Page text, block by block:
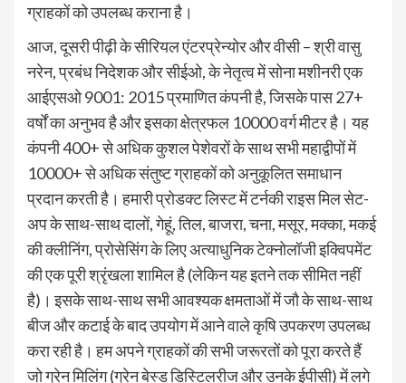
ग्राहकों को उपलब्ध कराना है।
आज, दूसरी पीढ़ी के सीरियल एंटरप्रेन्योर और वीसी – श्री वासु
नरेन, प्रबंध निदेशक और सीईओ, के नेतृत्व में सोना मशीनरी एक
आईएसओ 9001: 2015 प्रमाणित कंपनी है, जिसके पास 27+
वर्षों का अनुभव है और इसका क्षेत्रफल 10000 वर्ग मीटर है। यह
कंपनी 400+ से अधिक कुशल पेशेवरों के साथ सभी महाद्वीपों में
10000+ से अधिक संतुष्ट ग्राहकों को अनुकूलित समाधान
प्रदान करती है। हमारी प्रोडक्ट लिस्ट में टर्नकी राइस मिल सेट-
अप के साथ-साथ दालों, गेहूं, तिल, बाजरा, चना, मसूर, मक्का, मकई
की क्लीनिंग, प्रोसेसिंग के लिए अत्याधुनिक टेक्नोलॉजी इक्विपमेंट
की एक पूरी श्रृंखला शामिल है (लेकिन यह इतने तक सीमित नहीं
है)। इसके साथ-साथ सभी आवश्यक क्षमताओं में जौ के साथ-साथ
बीज और कटाई के बाद उपयोग में आने वाले कृषि उपकरण उपलब्ध
करा रही है। हम अपने ग्राहकों की सभी जरूरतों को पूरा करते हैं
जो ग्रेन मिलिंग (ग्रेन बेस्ड डिस्टिलरीज और उनके ईपीसी) में लगे